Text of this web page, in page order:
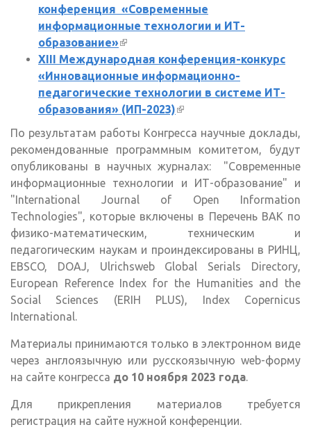
конференция «Современные
информационные технологии и ИТ-
образование»(внешняя ссылка)
XIII Международная конференция-конкурс
«Инновационные информационно-
педагогические технологии в системе ИТ-
образования» (ИП-2023)(внешняя ссылка)
По результатам работы Конгресса научные доклады,
рекомендованные программным комитетом, будут
опубликованы в научных журналах: "Современные
информационные технологии и ИТ-образование" и
"International Journal of Open Information
Technologies", которые включены в Перечень ВАК по
физико-математическим, техническим и
педагогическим наукам и проиндексированы в РИНЦ,
EBSCO, DOAJ, Ulrichsweb Global Serials Directory,
European Reference Index for the Humanities and the
Social Sciences (ERIH PLUS), Index Copernicus
International.
Материалы принимаются только в электронном виде
через англоязычную или русскоязычную web-форму
на сайте конгресса до 10 ноября 2023 года.
Для прикрепления материалов требуется
регистрация на сайте нужной конференции.